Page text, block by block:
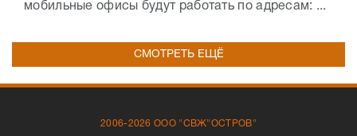
мобильные офисы будут работать по адресам: ...
СМОТРЕТЬ ЕЩЁ
2006-2026 ООО "СВЖ"ОСТРОВ"